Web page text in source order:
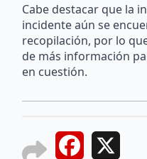
Cabe destacar que la
incidente aún se
recopilación, por lo
de más información
en cuestión.
Facebook